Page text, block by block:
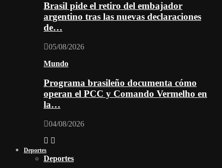
Brasil pide el retiro del embajador
argentino tras las nuevas declaraciones
de…
05/08/2026
Mundo
Programa brasileño documenta cómo
operan el PCC y Comando Vermelho en
la…
04/08/2026
Deportes
Deportes